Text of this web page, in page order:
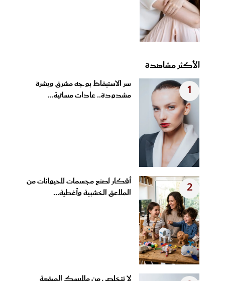
الأكثر مشاهدة
1
سر الاستيقاظ بوجه مشرق وبشرة
مشدودة.. عادات مسائية...
2
أفكار لصنع مجسمات للحيوانات من
الملاعق الخشبية وأغطية...